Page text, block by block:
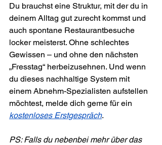
Du brauchst eine Struktur, mit der du in
deinem Alltag gut zurecht kommst und
auch spontane Restaurantbesuche
locker meisterst. Ohne schlechtes
Gewissen – und ohne den nächsten
„Fresstag“ herbeizusehnen. Und wenn
du dieses nachhaltige System mit
einem Abnehm-Spezialisten aufstellen
möchtest, melde dich gerne für ein
kostenloses Erstgespräch.
PS: Falls du nebenbei mehr über das